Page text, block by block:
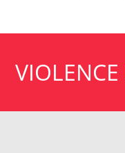
VIOLENCE